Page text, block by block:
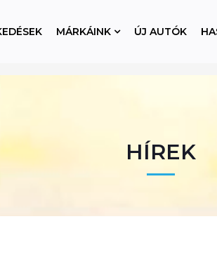
MÁRKÁINK ÚJ AUTÓK
HÍREK